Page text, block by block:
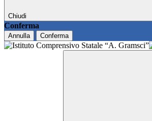
Chiudi
Conferma
Annulla Conferma